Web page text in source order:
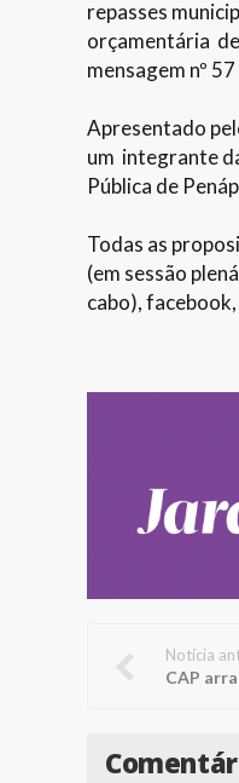
repasses
orçamentária
mensagem nº
Apresentado
um integrante
Pública de
Todas as
(em sessão
cabo),
Notícia